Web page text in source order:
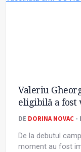
Valeriu
eligibilă a fost
DE DORINA NOVAC -
De la debutul
moment au fost